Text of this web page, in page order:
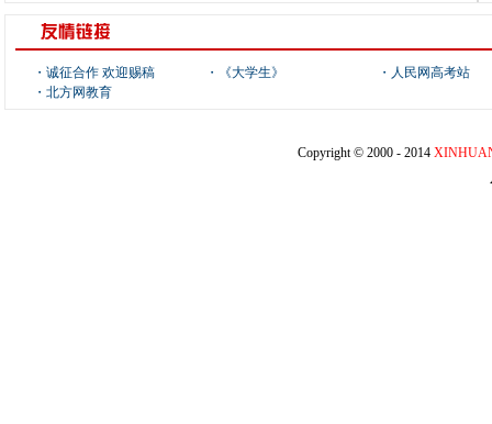
・ 诚征合作 欢迎赐稿 ・ 《大学生》 ・ 人民网高考站
・ 北方网教育
Copyright © 2000 - 2014